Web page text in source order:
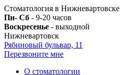
Стоматология в Нижневартовске
Пн- Сб - 9-20 часов
Воскресенье - выходной
Нижневартовск
Рябиновый бульвар, 11
Перезвоните мне
О стоматологии